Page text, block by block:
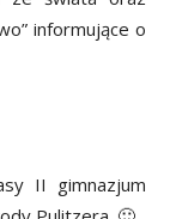
informujące o
II gimnazjum